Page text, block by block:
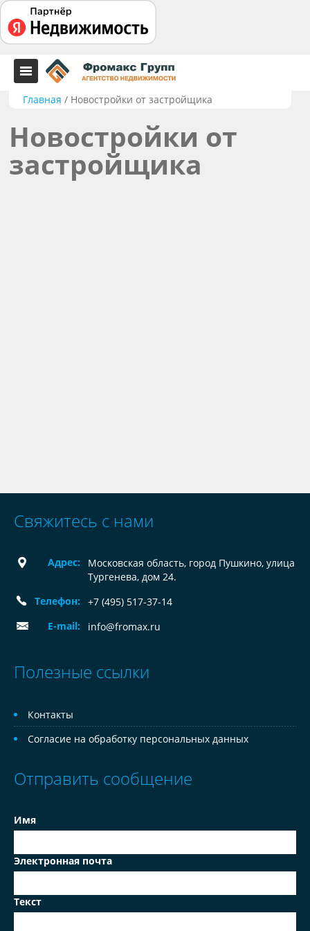
Главная / Новостройки от застройщика
Новостройки от
застройщика
Свяжитесь с нами
Адрес:
Московская область, город Пушкино, улица
Тургенева, дом 24.
Телефон:
+7 (495) 517-37-14
E-mail:
info@fromax.ru
Полезные ссылки
Контакты
Согласие на обработку персональных данных
Отправить сообщение
Имя
Электронная почта
Текст